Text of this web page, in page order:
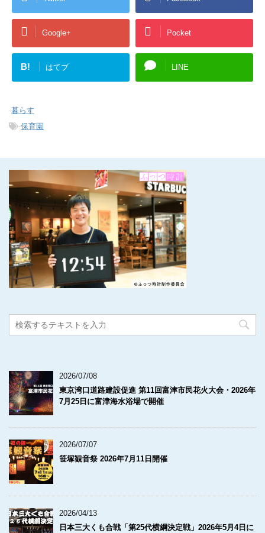
Google+ Pocket
B! はてブ LINE
-暮らす
-保育園
2026/07/08
東京湾口道路建設促進 第11回富津市民花火大会・2026年
7月25日に富津海水浴場で開催
2026/07/07
笹塚観音祭 2026年7月11日開催
2026/04/13
日本三大くも合戦「第25代横綱決定戦」2026年5月4日に